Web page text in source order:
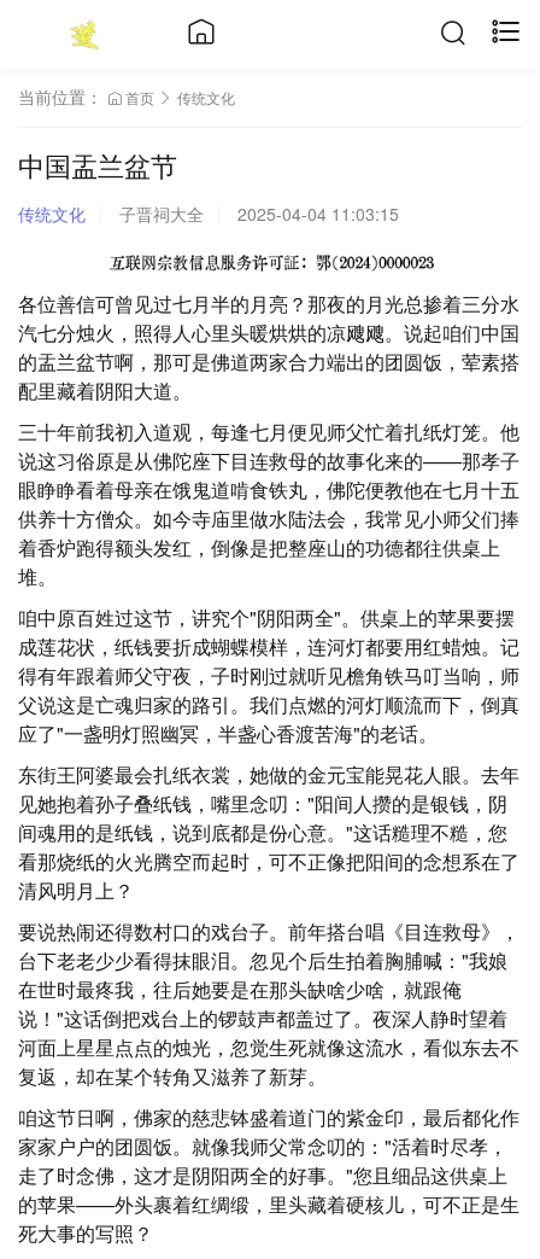
当前位置： 首页 传统文化
中国盂兰盆节
传统文化 子晋祠大全 2025-04-04 11:03:15
各位善信可曾见过七月半的月亮？那夜的月光总掺着三分水
汽七分烛火，照得人心里头暖烘烘的凉飕飕。说起咱们中国
的盂兰盆节啊，那可是佛道两家合力端出的团圆饭，荤素搭
配里藏着阴阳大道。
三十年前我初入道观，每逢七月便见师父忙着扎纸灯笼。他
说这习俗原是从佛陀座下目连救母的故事化来的——那孝子
眼睁睁看着母亲在饿鬼道啃食铁丸，佛陀便教他在七月十五
供养十方僧众。如今寺庙里做水陆法会，我常见小师父们捧
着香炉跑得额头发红，倒像是把整座山的功德都往供桌上
堆。
咱中原百姓过这节，讲究个"阴阳两全"。供桌上的苹果要摆
成莲花状，纸钱要折成蝴蝶模样，连河灯都要用红蜡烛。记
得有年跟着师父守夜，子时刚过就听见檐角铁马叮当响，师
父说这是亡魂归家的路引。我们点燃的河灯顺流而下，倒真
应了"一盏明灯照幽冥，半盏心香渡苦海"的老话。
东街王阿婆最会扎纸衣裳，她做的金元宝能晃花人眼。去年
见她抱着孙子叠纸钱，嘴里念叨："阳间人攒的是银钱，阴
间魂用的是纸钱，说到底都是份心意。"这话糙理不糙，您
看那烧纸的火光腾空而起时，可不正像把阳间的念想系在了
清风明月上？
要说热闹还得数村口的戏台子。前年搭台唱《目连救母》，
台下老老少少看得抹眼泪。忽见个后生拍着胸脯喊："我娘
在世时最疼我，往后她要是在那头缺啥少啥，就跟俺
说！"这话倒把戏台上的锣鼓声都盖过了。夜深人静时望着
河面上星星点点的烛光，忽觉生死就像这流水，看似东去不
复返，却在某个转角又滋养了新芽。
咱这节日啊，佛家的慈悲钵盛着道门的紫金印，最后都化作
家家户户的团圆饭。就像我师父常念叨的："活着时尽孝，
走了时念佛，这才是阴阳两全的好事。"您且细品这供桌上
的苹果——外头裹着红绸缎，里头藏着硬核儿，可不正是生
死大事的写照？